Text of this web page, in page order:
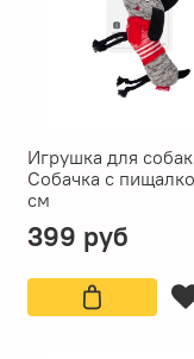
Игрушка для собак
Собачка с
см
399 руб